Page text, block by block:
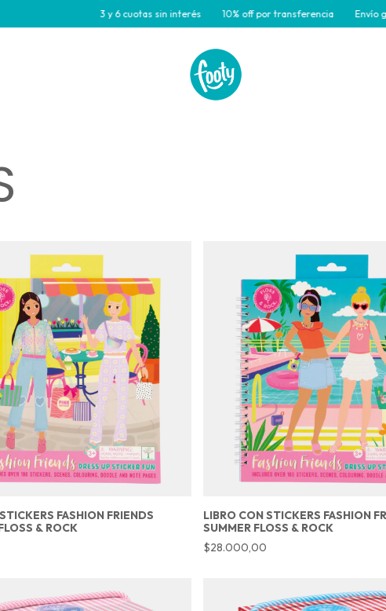
3 y 6 cuotas sin interés 10% off por transferencia Envío gratis para
FASHION FRIENDS
& ROCK
LIBRO CON STICKERS FASHION
SUMMER FLOSS & ROCK
$28.000,00